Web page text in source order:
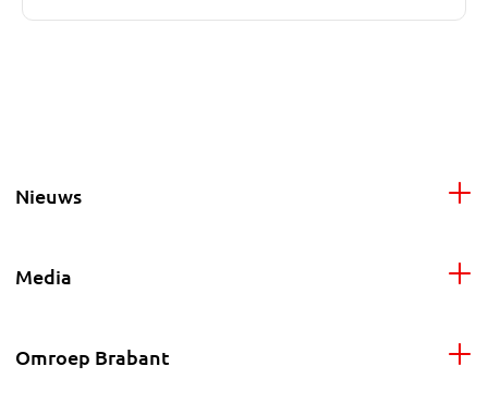
Nieuws
Media
Omroep Brabant